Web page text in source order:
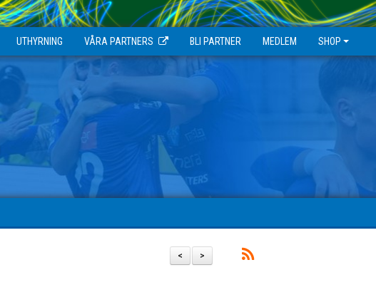
UTHYRNING VÅRA PARTNERS BLI PARTNER MEDLEM SHOP
>
<